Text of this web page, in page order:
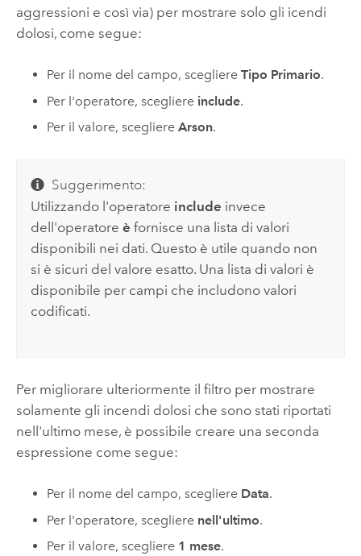
aggressioni e così via) per mostrare solo gli icendi
dolosi, come segue:
Per il nome del campo, scegliereTipo Primario.
Per l'operatore, scegliere include.
Per il valore, scegliereArson.
Suggerimento:
Utilizzando l'operatore include invece
dell'operatoreè fornisce una lista di valori
disponibili nei dati. Questo è utile quando non
si è sicuri del valore esatto. Una lista di valori è
disponibile per campi che includono valori
codificati.
Per migliorare ulteriormente il filtro per mostrare
solamente gli incendi dolosi che sono stati riportati
nell'ultimo mese, è possibile creare una seconda
espressione come segue:
Per il nome del campo, scegliere Data.
Per l'operatore, scegliere nell'ultimo.
Per il valore, scegliere 1 mese.